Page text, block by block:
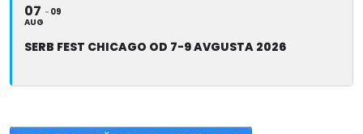
07
AUG
09
SERB FEST CHICAGO OD 7-9 AVGUSTA 2026